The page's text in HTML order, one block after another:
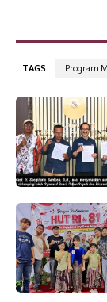
TAGS Program